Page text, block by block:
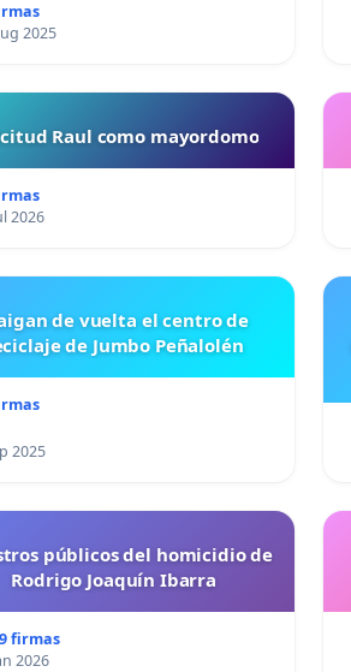
2025
Raul como mayordomo
2026
de vuelta el centro de
de Jumbo Peñalolén
2025
públicos del homicidio de
Rodrigo Joaquín Ibarra
firmas
2026